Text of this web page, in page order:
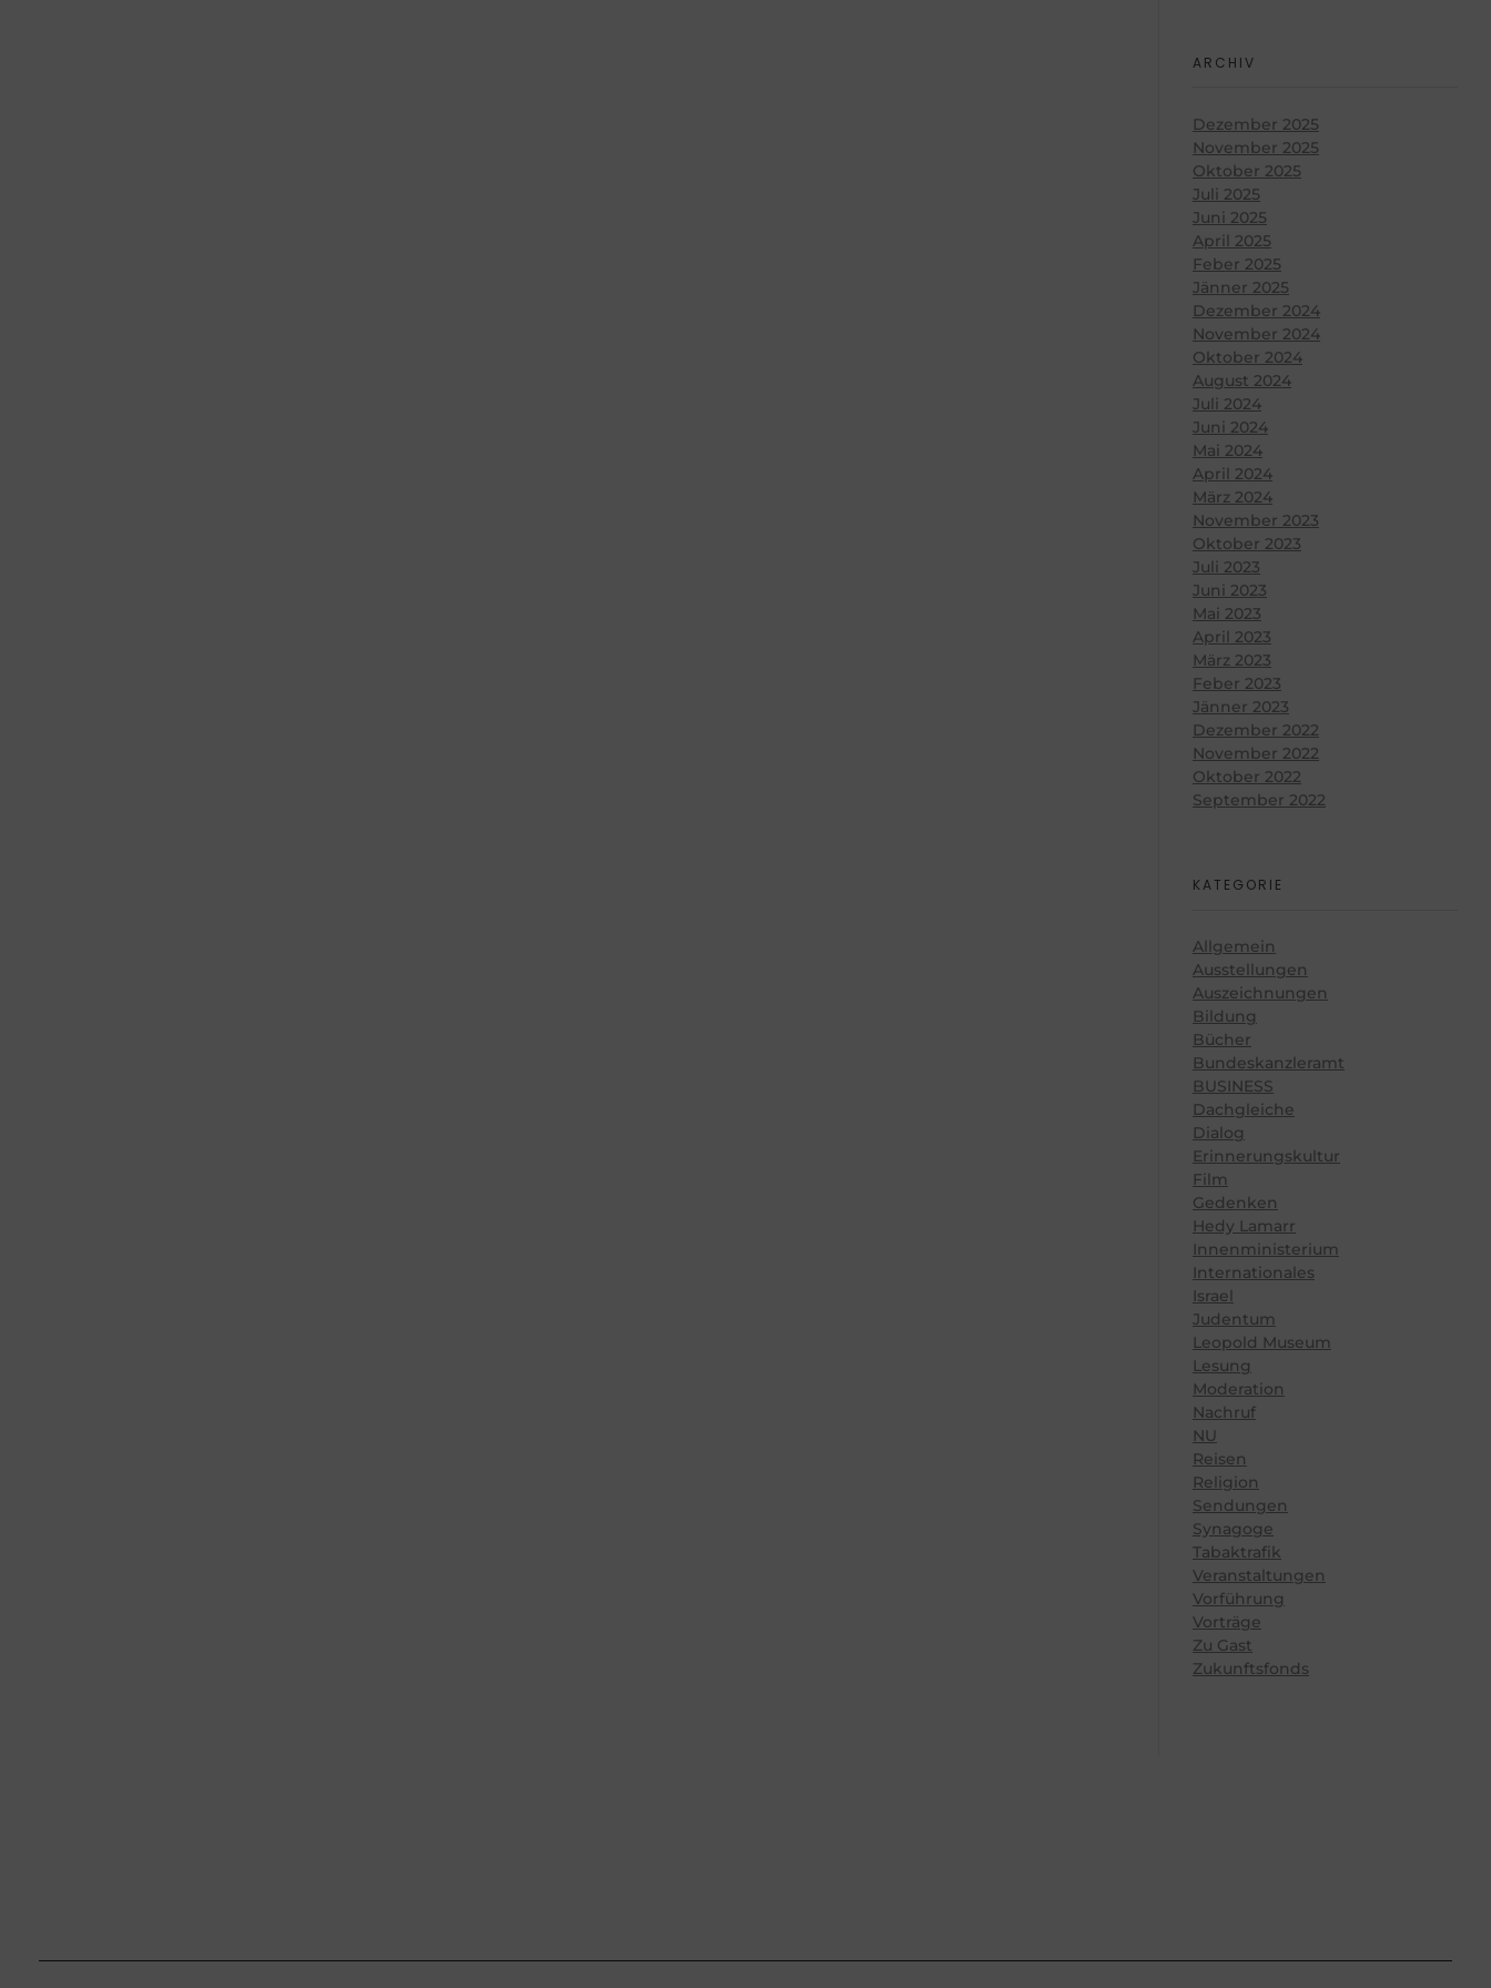
ARCHIV
Dezember 2025
November 2025
Oktober 2025
Juli 2025
Juni 2025
April 2025
Feber 2025
Jänner 2025
Dezember 2024
November 2024
Oktober 2024
August 2024
Juli 2024
Juni 2024
Mai 2024
April 2024
März 2024
November 2023
Oktober 2023
Juli 2023
Juni 2023
Mai 2023
April 2023
März 2023
Feber 2023
Jänner 2023
Dezember 2022
November 2022
Oktober 2022
September 2022
KATEGORIE
Allgemein
Ausstellungen
Auszeichnungen
Bildung
Bücher
Bundeskanzleramt
BUSINESS
Dachgleiche
Dialog
Erinnerungskultur
Film
Gedenken
Hedy Lamarr
Innenministerium
Internationales
Israel
Judentum
Leopold Museum
Lesung
Moderation
Nachruf
NU
Reisen
Religion
Sendungen
Synagoge
Tabaktrafik
Veranstaltungen
Vorführung
Vorträge
Zu Gast
Zukunftsfonds